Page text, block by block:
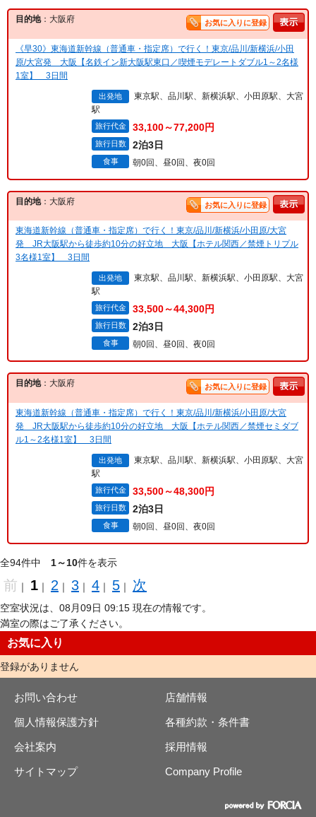
目的地：大阪府 お気に入りに登録
《早30》東海道新幹線（普通車・指定席）で行く！東京/品川/新横浜/小田
原/大宮発 大阪【名鉄イン新大阪駅東口／喫煙モデレートダブル1～2名様
1室】 3日間
出発地
東京駅、品川駅、新横浜駅、小田原駅、大宮
駅
旅行代金 33,100～77,200円
旅行日数 2泊3日
食事 朝0回、昼0回、夜0回
目的地：大阪府 お気に入りに登録
東海道新幹線（普通車・指定席）で行く！東京/品川/新横浜/小田原/大宮
発 JR大阪駅から徒歩約10分の好立地 大阪【ホテル関西／禁煙トリプル
3名様1室】 3日間
出発地
東京駅、品川駅、新横浜駅、小田原駅、大宮
駅
旅行代金 33,500～44,300円
旅行日数 2泊3日
食事 朝0回、昼0回、夜0回
目的地：大阪府 お気に入りに登録
東海道新幹線（普通車・指定席）で行く！東京/品川/新横浜/小田原/大宮
発 JR大阪駅から徒歩約10分の好立地 大阪【ホテル関西／禁煙セミダブ
ル1～2名様1室】 3日間
出発地
東京駅、品川駅、新横浜駅、小田原駅、大宮
駅
旅行代金 33,500～48,300円
旅行日数 2泊3日
食事 朝0回、昼0回、夜0回
全94件中 1～10件を表示
前 ｜ 1 ｜ 2 ｜ 3 ｜ 4 ｜ 5 ｜ 次
空室状況は、08月09日 09:15 現在の情報です。
満室の際はご了承ください。
お気に入り
登録がありません
お問い合わせ 店舗情報
個人情報保護方針 各種約款・条件書
会社案内 採用情報
サイトマップ Company Profile